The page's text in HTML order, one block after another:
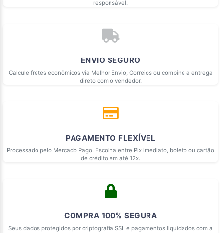
responsável.
ENVIO SEGURO
Calcule fretes econômicos via Melhor Envio, Correios ou combine a entrega
direto com o vendedor.
PAGAMENTO FLEXÍVEL
Processado pelo Mercado Pago. Escolha entre Pix imediato, boleto ou cartão
de crédito em até 12x.
COMPRA 100% SEGURA
Seus dados protegidos por criptografia SSL e pagamentos liquidados com a